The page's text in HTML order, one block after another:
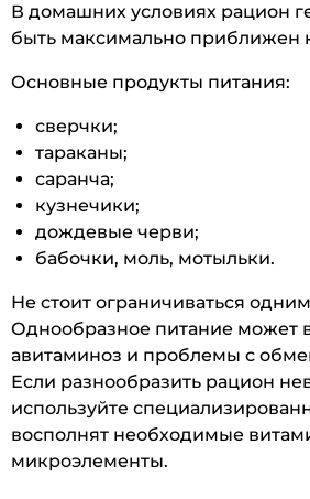
В домашних условиях рацион
быть максимально приближен
Основные продукты питания:
сверчки;
тараканы;
саранча;
кузнечики;
дождевые черви;
бабочки, моль, мотыльки.
Не стоит ограничиваться
Однообразное питание может
авитаминоз и проблемы с
Если разнообразить рацион
используйте
восполнят необходимые
микроэлементы.